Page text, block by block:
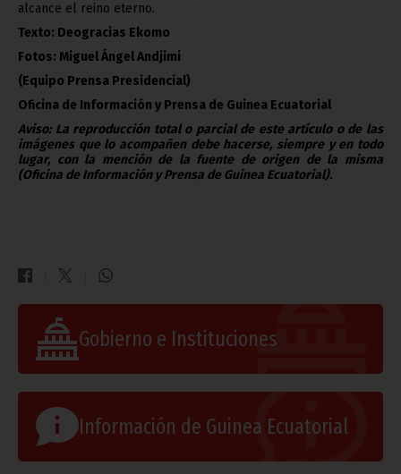
alcance el reino eterno.
Texto: Deogracias Ekomo
Fotos: Miguel Ángel Andjimi
(Equipo Prensa Presidencial)
Oficina de Información y Prensa de Guinea Ecuatorial
Aviso: La reproducción total o parcial de este artículo o de las
imágenes que lo acompañen debe hacerse, siempre y en todo
lugar, con la mención de la fuente de origen de la misma
(Oficina de Información y Prensa de Guinea Ecuatorial).
Gobierno e Instituciones
Información de Guinea Ecuatorial